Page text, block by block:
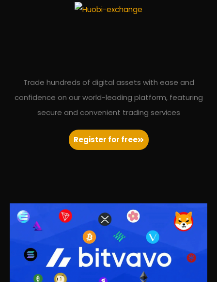
Trade hundreds of digital assets with ease and
confidence on our world-leading platform, featuring
secure and convenient trading services
Register for free